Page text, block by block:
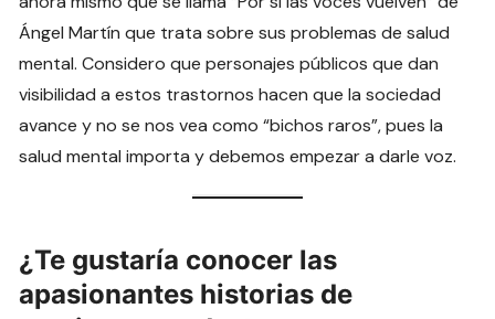
Ángel Martín que trata sobre sus problemas de salud
mental. Considero que personajes públicos que dan
visibilidad a estos trastornos hacen que la sociedad
avance y no se nos vea como “bichos raros”, pues la
salud mental importa y debemos empezar a darle voz.
¿Te gustaría conocer las
apasionantes historias de